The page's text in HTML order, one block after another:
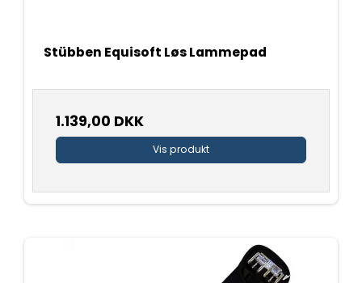
Stübben Equisoft Løs Lammepad
1.139,00 DKK
Vis produkt